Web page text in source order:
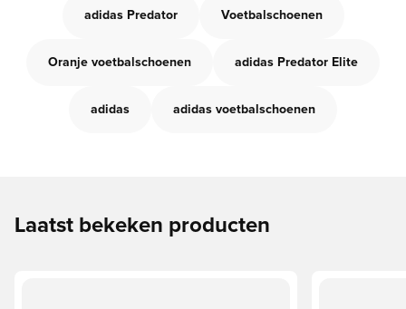
adidas Predator Voetbalschoenen
Oranje voetbalschoenen adidas Predator Elite
adidas adidas voetbalschoenen
Laatst bekeken producten